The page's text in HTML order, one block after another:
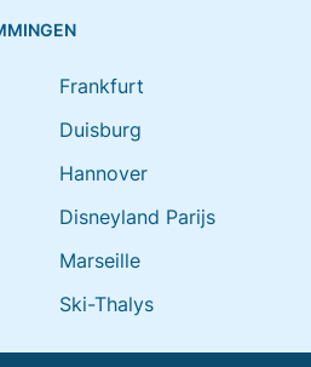
Frankfurt
Duisburg
Hannover
Disneyland Parijs
Marseille
Ski-Thalys